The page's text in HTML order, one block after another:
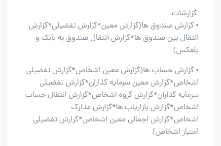
گزارشات
• گزارش صندوق ها(گزارش معین*گزارش تفضیلی*گزارش
انتقال بین صندوق ها*گزارش انتقال صندوق به بانک و
بلعکس)
• گزارش حساب ها(گزارش معین اشخاص*گزارش تفضیلی
اشخاص*گزارش معین سرمایه گذاران*گزارش تفضیلی
سرمایه گذاران*گزارش گروه اشخاص*گزارش انتقال حساب
اشخاص*گزارش بازاریاب ها*گزارش مدارک
اشخاص*گزارش اجمالی معین اشخاص*گزارش تفضیلی
امتیاز اشخاص)